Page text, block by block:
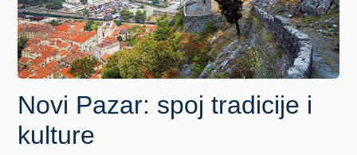
Novi Pazar: spoj tradicije i
kulture